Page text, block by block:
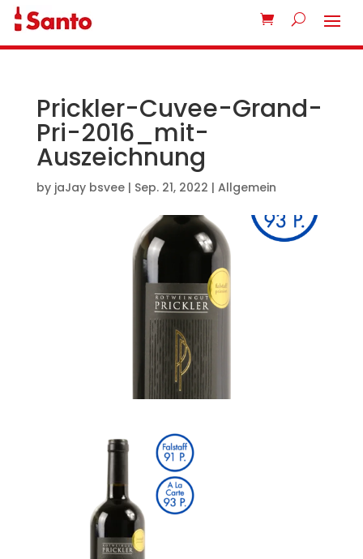
Prickler-Cuvee-Grand-
Pri-2016_mit-
Auszeichnung
by jaJay bsvee| Sep. 21, 2022 | Allgemein